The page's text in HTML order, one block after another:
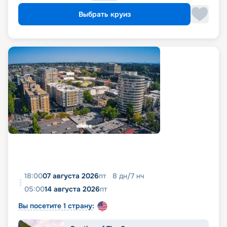
Выбрать круиз
18:0007 августа 2026пт 8 дн/7 нч
05:0014 августа 2026пт
Вы посетите 1 страну: